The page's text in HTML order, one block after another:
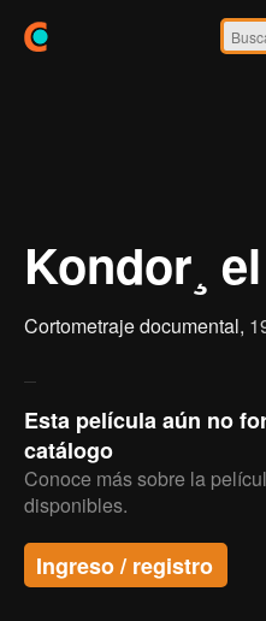
Kondor¸
Cortometraje documental,
Esta película aún no
catálogo
Conoce más sobre la
disponibles.
Ingreso / registro